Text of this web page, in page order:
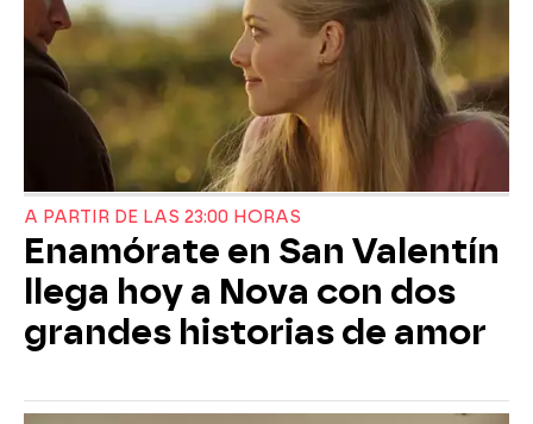
A PARTIR DE LAS 23:00 HORAS
Enamórate en San Valentín
llega hoy a Nova con dos
grandes historias de amor